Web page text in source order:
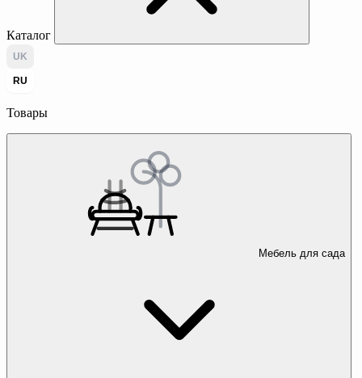
Каталог
UK
RU
Товары
Мебель для сада